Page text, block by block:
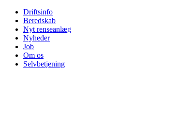
Driftsinfo
Beredskab
Nyt renseanlæg
Nyheder
Job
Om os
Selvbetjening